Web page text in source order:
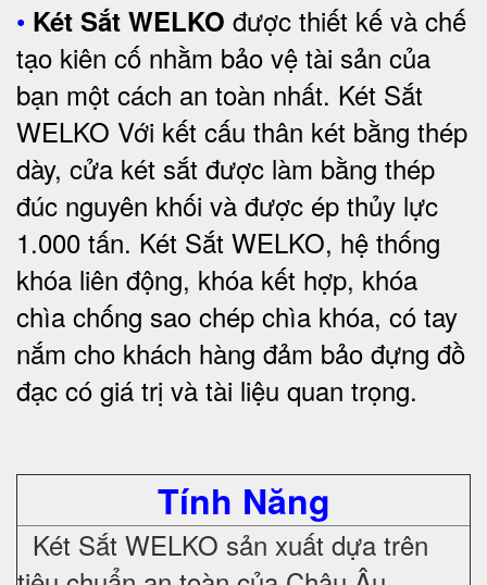
• Két Sắt WELKO được thiết kế và chế
tạo kiên cố nhằm bảo vệ tài sản của
bạn một cách an toàn nhất. Két Sắt
WELKO Với kết cấu thân két bằng thép
dày, cửa két sắt được làm bằng thép
đúc nguyên khối và được ép thủy lực
1.000 tấn. Két Sắt WELKO, hệ thống
khóa liên động, khóa kết hợp, khóa
chìa chống sao chép chìa khóa, có tay
nắm cho khách hàng đảm bảo đựng đồ
đạc có giá trị và tài liệu quan trọng.
Tính Năng
Két Sắt WELKO sản xuất dựa trên